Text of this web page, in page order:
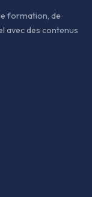
formation, de
avec des contenus